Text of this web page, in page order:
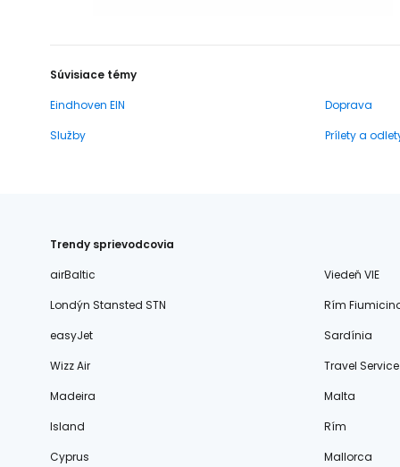
Súvisiace témy
Eindhoven EIN
Doprava
Služby
Prílety a
Trendy sprievodcovia
airBaltic
Viedeň VIE
Londýn Stansted STN
Rím
easyJet
Sardínia
Wizz Air
Travel Service
Madeira
Malta
Island
Rím
Cyprus
Mallorca